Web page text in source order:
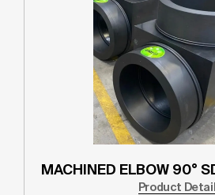
MACHINED ELBOW 90°
Product Detail